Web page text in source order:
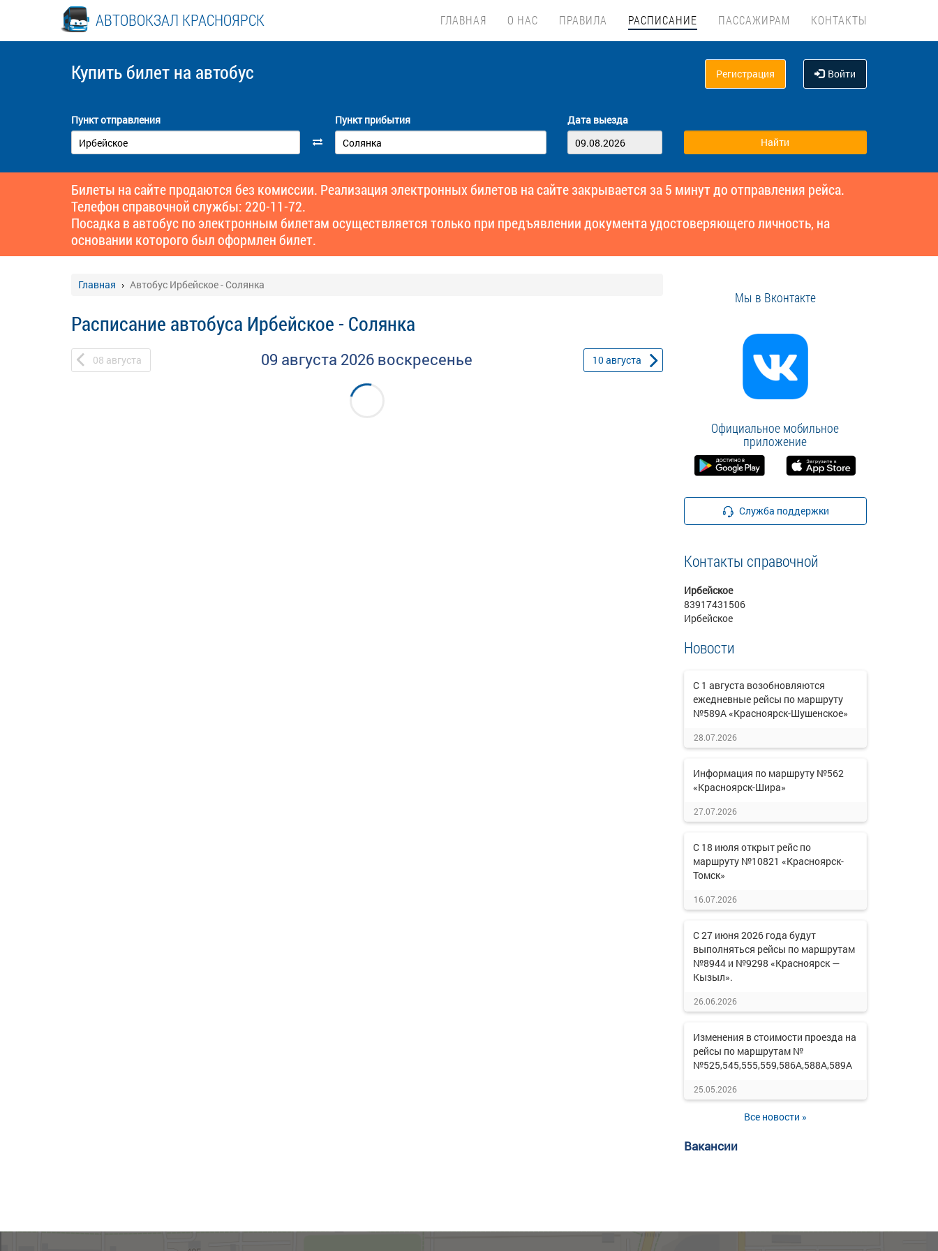
АВТОВОКЗАЛ КРАСНОЯРСК ГЛАВНАЯ О НАС ПРАВИЛА РАСПИСАНИЕ ПАССАЖИРАМ КОНТАКТЫ
Купить билет на автобус Регистрация Войти
Пункт отправления Пункт прибытия Дата выезда
Билеты на сайте продаются без комиссии. Реализация электронных билетов на сайте закрывается за 5 минут до отправления рейса.
Телефон справочной службы: 220-11-72.
Посадка в автобус по электронным билетам осуществляется только при предъявлении документа удостоверяющего личность, на
основании которого был оформлен билет.
Главная Автобус Ирбейское - Солянка
Расписание автобуса Ирбейское - Солянка
08 августа 09 августа 2026 воскресенье 10августа
Мы в Вконтакте
Официальное мобильное
приложение
Служба поддержки
Контакты справочной
Ирбейское
83917431506
Ирбейское
Новости
С 1 августа возобновляются
ежедневные рейсы по маршруту
№589А «Красноярск-Шушенское»
28.07.2026
Информация по маршруту №562
«Красноярск-Шира»
27.07.2026
С 18 июля открыт рейс по
маршруту №10821 «Красноярск-
Томск»
16.07.2026
С 27 июня 2026 года будут
выполняться рейсы по маршрутам
№8944 и №9298 «Красноярск —
Кызыл».
26.06.2026
Изменения в стоимости проезда на
рейсы по маршрутам №
№525,545,555,559,586А,588А,589А
25.05.2026
Все новости »
Вакансии